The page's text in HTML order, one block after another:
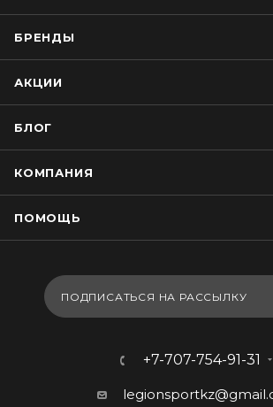
БРЕНДЫ
АКЦИИ
БЛОГ
КОМПАНИЯ
ПОМОЩЬ
ПОДПИСАТЬСЯ НА РАССЫЛКУ
+7-707-754-91-31